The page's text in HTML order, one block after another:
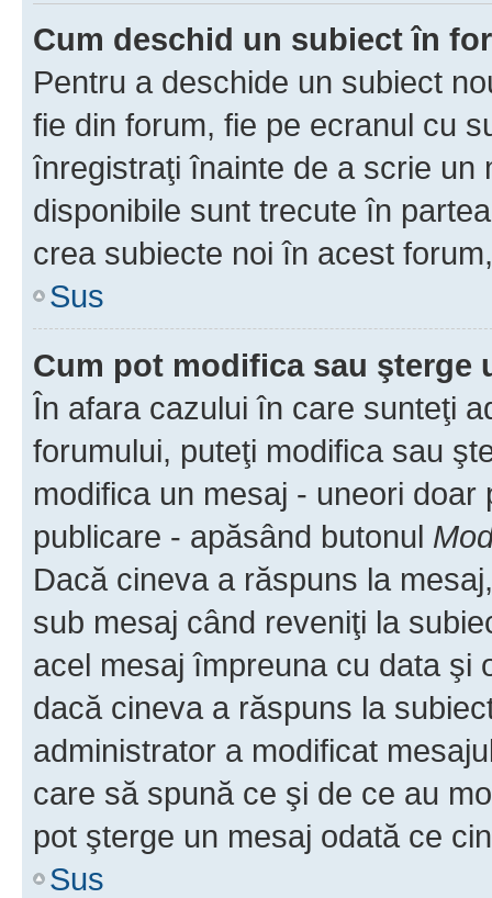
Cum deschid un subiect în
Pentru a deschide un subiect
fie din forum, fie pe ecranul cu
înregistraţi înainte de a scrie un
disponibile sunt trecute în
crea subiecte noi în acest
Sus
Cum pot modifica sau şterge
În afara cazului în care sunteţi
forumului, puteţi modifica sau
modifica un mesaj - uneori
publicare - apăsând butonul
Dacă cineva a răspuns la
sub mesaj când reveniţi la
acel mesaj împreuna cu data şi
dacă cineva a răspuns la
administrator a modificat
care să spună ce şi de ce au
pot şterge un mesaj odată ce
Sus